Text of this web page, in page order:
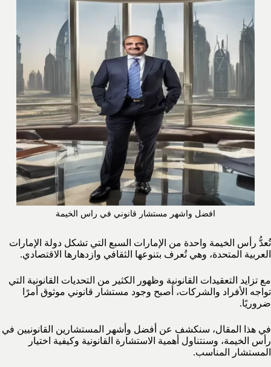
افضل واشهر مستشار قانوني في راس الخيمة
تُعدُّ رأس الخيمة واحدة من الإمارات السبع التي تشكل دولة الإمارات
العربية المتحدة، وهي تُعرف بتنوعها الثقافي وازدهارها الاقتصادي.
مع تزايد التعقيدات القانونية وظهور الكثير من التحديات القانونية التي
تواجه الأفراد والشركات، أصبح وجود مستشار قانوني موثوق أمرًا
ضروريًا.
في هذا المقال، سنكشف عن أفضل وأشهر المستشارين القانونيين في
رأس الخيمة، وسنتناول أهمية الاستشارة القانونية وكيفية اختيار
المستشار المناسب.